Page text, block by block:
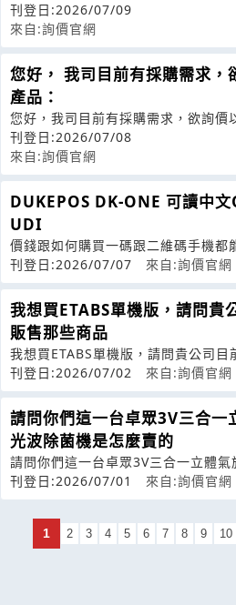
刊登日:2026/07/09
來自:詢價官網
您好， 我司目前有採購需求，
產品：
您好，我司目前有採購需求，欲詢價
名：SEGGERJ-LinkPLUS
刊登日:2026/07/08
來自:詢價官網
DUKEPOS DK-ONE 可讀中文
UDI
價錢跟如何購買一碼跟二維碼手機都
刊登日:2026/07/07
來自:詢價官網
我想買ETABS單機版，請問貴
販售那些商品
我想買ETABS單機版，請問貴公司目
商品?
刊登日:2026/07/02 來自:詢價官網
請問你們這一台卓眾3V三合一
光波除菌機是怎麼賣的
請問你們這一台卓眾3V三合一立體氣
機是怎麼賣的
刊登日:2026/07/01 來自:詢價官網
1 2 3 4 5 6 7 8 9 10